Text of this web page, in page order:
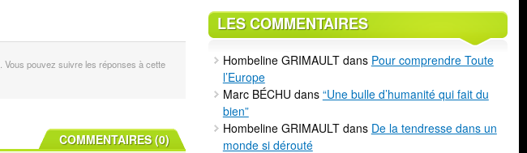
. Vous pouvez suivre les réponses à cette
COMMENTAIRES (0)
LES COMMENTAIRES
Hombeline GRIMAULTdans Pour comprendre Toute
l’Europe
Marc BÉCHU dans “Une bulle d’humanité qui fait du
bien”
Hombeline GRIMAULTdans De la tendresse dans un
monde si dérouté